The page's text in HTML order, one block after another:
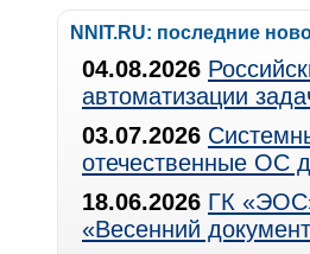
NNIT.RU: последние
04.08.2026
автоматизации
03.07.2026
отечественные ОС
18.06.2026 ГК
«Весенний